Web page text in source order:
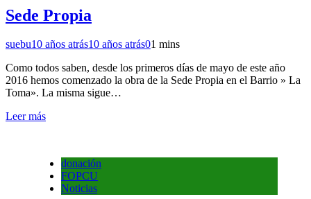
Sede Propia
suebu10 años atrás10 años atrás01 mins
Como todos saben, desde los primeros días de mayo de este año
2016 hemos comenzado la obra de la Sede Propia en el Barrio » La
Toma». La misma sigue…
Leer más
donación
FOPCU
Noticias